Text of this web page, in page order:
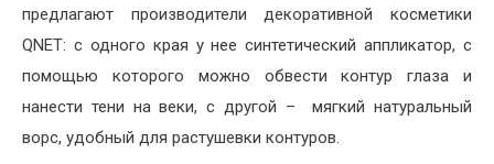
предлагают производители декоративной косметики
QNET: с одного края у нее синтетический аппликатор, с
помощью которого можно обвести контур глаза и
нанести тени на веки, с другой – мягкий натуральный
ворс, удобный для растушевки контуров.